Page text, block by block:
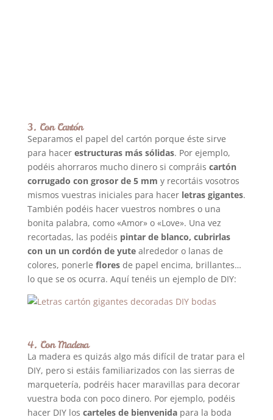
3. Con Cartón
Separamos el papel del cartón porque éste sirve
para hacer estructuras más sólidas. Por ejemplo,
podéis ahorraros mucho dinero si compráis cartón
corrugado con grosor de 5 mm y recortáis vosotros
mismos vuestras iniciales para hacer letras gigantes.
También podéis hacer vuestros nombres o una
bonita palabra, como «Amor» o «Love». Una vez
recortadas, las podéis pintar de blanco, cubrirlas
con un un cordón de yutealrededor o lanas de
colores, ponerle floresde papel encima, brillantes…
lo que se os ocurra. Aquí tenéis un ejemplo de DIY:
4. Con Madera
La madera es quizás algo más difícil de tratar para el
DIY, pero si estáis familiarizados con las sierras de
marquetería, podréis hacer maravillas para decorar
vuestra boda con poco dinero. Por ejemplo, podéis
hacer DIY los carteles de bienvenidapara la boda